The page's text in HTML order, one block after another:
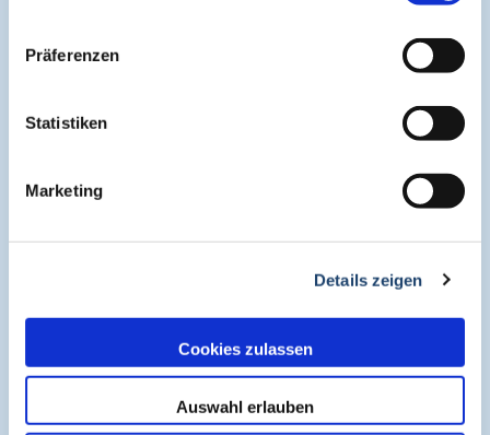
Präferenzen
Statistiken
Marketing
Details zeigen
Cookies zulassen
Auswahl erlauben
Online Symposien
Symposium One Health
Symposium Asthma und Allergien